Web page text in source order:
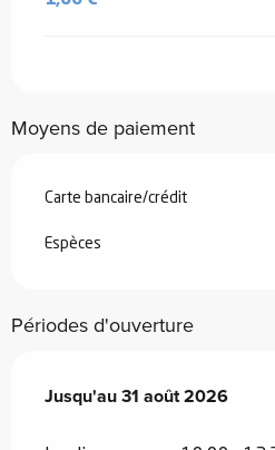
Moyens de paiement
Carte bancaire/crédit
Espèces
Périodes d'ouverture
Du1 juillet 2026au31 août
Jusqu'au31 août 2026